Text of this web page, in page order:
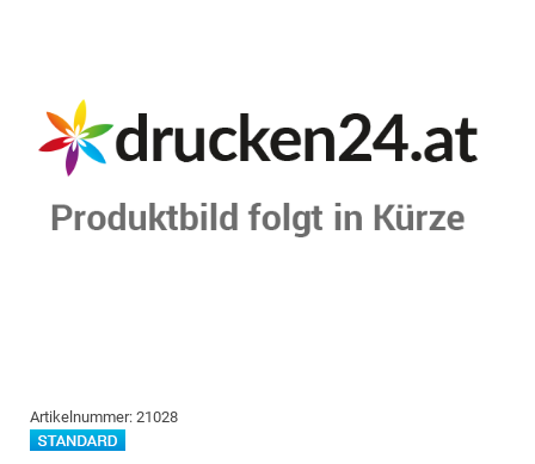
Artikelnummer: 21028